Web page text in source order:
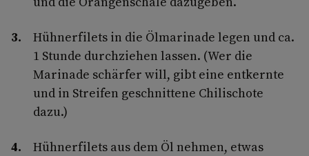
Hühnerfilets in die Ölmarinade legen und ca.
1 Stunde durchziehen lassen. (Wer die
Marinade schärfer will, gibt eine entkernte
und in Streifen geschnittene Chilischote
dazu.)
Hühnerfilets aus dem Öl nehmen, etwas